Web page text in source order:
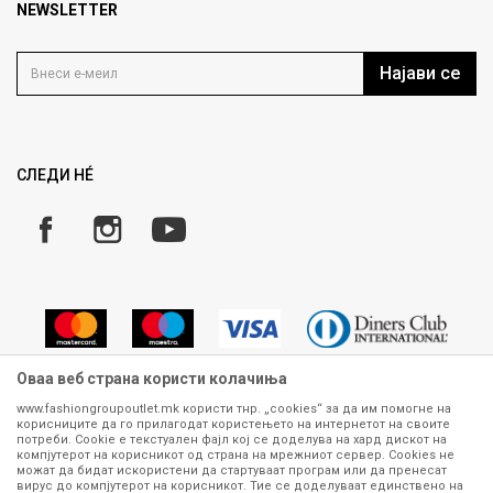
Продавница
Кариера
Политика на приватност
Како да купите
Замена и рефундација на производи
Плаќање
NEWSLETTER
Најави се
СЛЕДИ НÉ
Сите информации околу производите кои се изложени на нашата
онлајн продавница се стремиме да бидат конкретни, точни и прецизни,
меѓутоа не можеме да гарантираме дека се без ниту една грешка или
Оваа веб страна користи колачиња
www.fashiongroupoutlet.mk користи тнр. „cookies“ за да им помогне на
корисниците да го прилагодат користењето на интернетот на своите
потреби. Cookie е текстуален фајл кој се доделува на хард дискот на
компјутерот на корисникот од страна на мрежниот сервер. Cookies не
можат да бидат искористени да стартуваат програм или да пренесат
вирус до компјутерот на корисникот. Тие се доделуваат единствено на